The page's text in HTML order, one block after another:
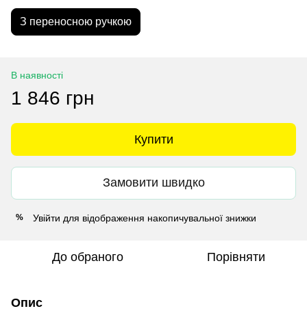
З переносною ручкою
В наявності
1 846 грн
Купити
Замовити швидко
% Увійти для відображення накопичувальної знижки
До обраного Порівняти
Опис